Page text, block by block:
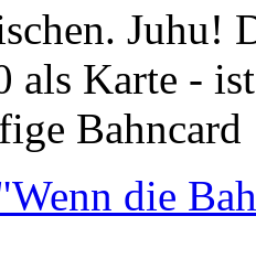
Juhu!
als Karte -
Bahncard
die